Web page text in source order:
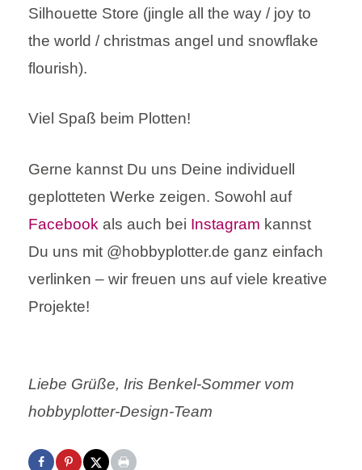
Silhouette Store (jingle all the way / joy to
the world / christmas angel und snowflake
flourish).
Viel Spaß beim Plotten!
Gerne kannst Du uns Deine individuell
geplotteten Werke zeigen. Sowohl auf
Facebook als auch bei Instagram kannst
Du uns mit @hobbyplotter.de ganz einfach
verlinken – wir freuen uns auf viele kreative
Projekte!
Liebe Grüße, Iris Benkel-Sommer vom
hobbyplotter-Design-Team